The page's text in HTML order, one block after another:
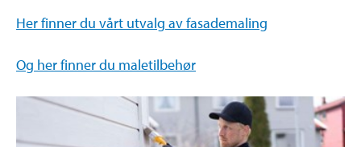
Her finner du vårt utvalg av fasademaling
Og her finner du maletilbehør